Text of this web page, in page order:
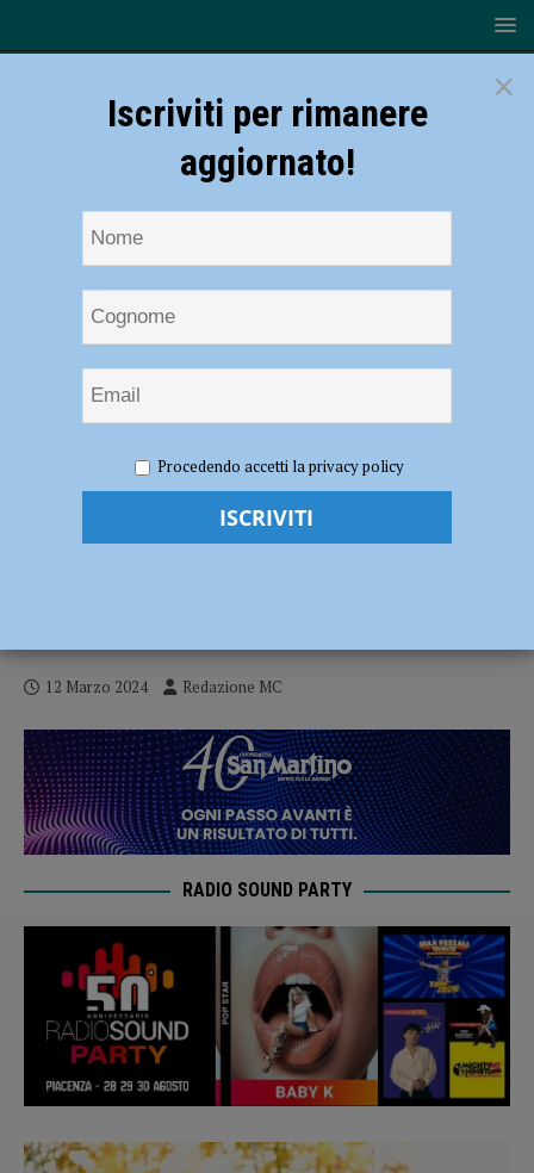
Via (Rugby Lyons): “Progetto importante anche per socializzare” –
“Sport di tutti”, Paolo Via (Rugby Lyons):
12 Marzo 2024 Redazione MC
RADIO SOUND PARTY
×
Iscriviti per rimanere
aggiornato!
Procedendo accetti la privacy policy